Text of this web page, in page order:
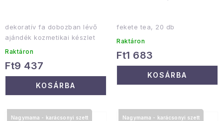
dekoratív fa dobozban lévő
ajándék kozmetikai készlet
Raktáron
Ft9 437
KOSÁRBA
fekete tea, 20 db
Raktáron
Ft1 683
KOSÁRBA
Nagymama - karácsonyi szett Nagymama - karácsonyi szett